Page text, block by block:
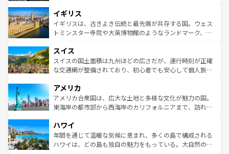
いる。シャンパンの発祥地であるランス、プロヴァンスの
香り高いラベンダー畑など、多彩な楽しみ方が可能だ。さ
らに、パリ以外の地域にも魅力が溢れており、どの街角に
れる地方に足を運ぶとそれぞれで全く異なる文化を体験で
きるだろう。 なお、新着のフランス情報はコンテンツ一覧
を参照してほしい。
顔を持つこの国は、どこを歩いても飽きることがない。ベ
ルリンの文化的活気、バイエルン州のアルプスの絶景、そ
してライン川沿いのワイン畑といった風景は必見。ビール
は、お酒好きな人にはぜひ体験してほしい。 なお、新着の
ドイツ情報はコンテンツ一覧を参照してほしい。
イギリス
イギリスは、古きよき伝統と最先端が共存する国。ウェス
トミンスター寺院や大英博物館のようなランドマーク、歴
リアごとに異なる魅力がある。また、優雅なアフタヌーン
ティー、ビール好きにはたまらない英国パブ、サッカー観
戦など、本場だからこそできる体験も豊富。イギリスを旅
ンツ一覧を参照してほしい。
スイス
スイスの国土面積は九州ほどの広さだが、運行時刻が正確
な交通網が整備されており、初心者でも安心して個人旅行
の建物がそのまま残る町や、スイスならではのユニークな
博物館もあり、アルプス観光だけでなく町歩きも満喫する
ことができる。国民の所得が高いため物価も高いが、旅行
ば市内交通費無料で観光を楽しむこともできる。 なお、新
着のスイス情報はコンテンツ一覧 を参照してほしい。
アメリカ
アメリカ合衆国は、広大な土地と多様な文化が魅力の国。
東海岸の都市部から西海岸のカリフォルニアまで、訪れる
のような巨大都市は、観光、ショッピング、エンターテイ
ンメントが詰まった刺激的なスポットだ。一方、アメリカ
西部には大自然が広がり、グランドキャニオンやイエロー
ハワイ
年間を通じて温暖な気候に恵まれ、多くの島で構成される
ハワイは、どの島も独自の魅力をもっている。大自然の神